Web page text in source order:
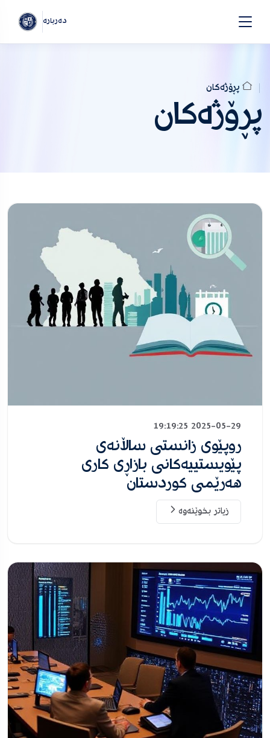
دەربارە
پڕۆژەکان
پڕۆژەکان
2025-05-29 19:19:25
روپێوی زانستی ساڵانەی
پێویستییەکانی بازاڕی کاری
هەرێمی کوردستان
زیاتر بخوێنەوە